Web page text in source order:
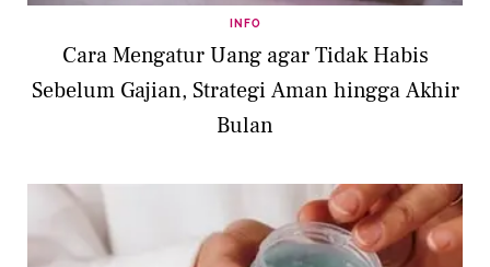
INFO
Cara Mengatur Uang agar Tidak Habis
Sebelum Gajian, Strategi Aman hingga Akhir
Bulan